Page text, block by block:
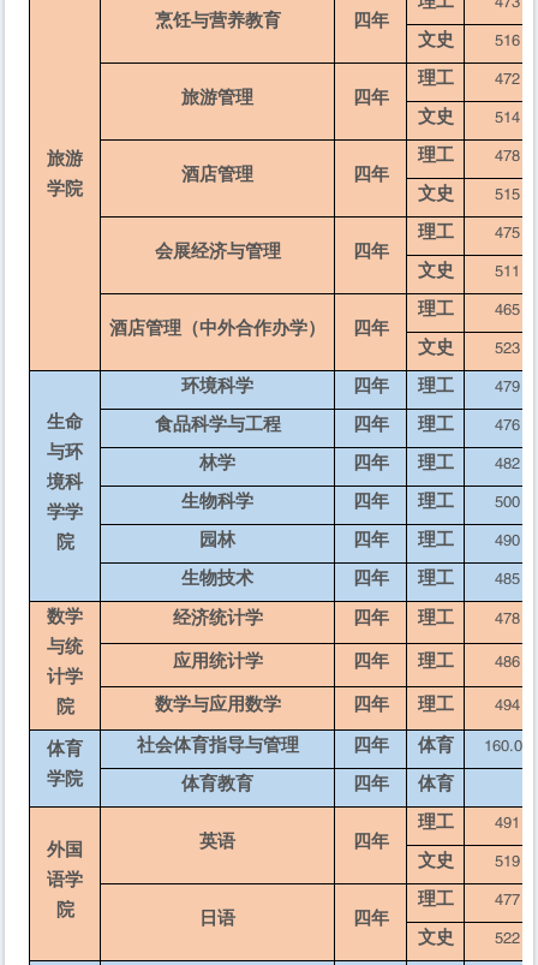
旅游
学院
烹饪与营养教育 四年
文史 516
旅游管理 四年
理工 472
文史 514
酒店管理 四年
理工 478
文史 515
会展经济与管理 四年
理工 475
文史 511
酒店管理（中外合作办学） 四年
理工 465
文史 523
生命
与环
境科
学学
院
环境科学 四年 理工 479
食品科学与工程 四年 理工 476
林学 四年 理工 482
生物科学 四年 理工 500
园林 四年 理工 490
生物技术 四年 理工 485
数学
与统
计学
院
经济统计学 四年 理工 478
应用统计学 四年 理工 486
数学与应用数学 四年 理工 494
体育
学院
社会体育指导与管理 四年 体育 160.08
体育教育 四年 体育
外国
语学
院
英语 四年
理工 491
文史 519
日语 四年
理工 477
文史 522